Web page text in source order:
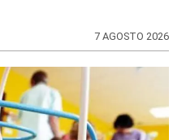
7 AGOSTO 2026